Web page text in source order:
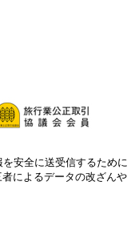
安全に送受信するために
によるデータの改ざんや